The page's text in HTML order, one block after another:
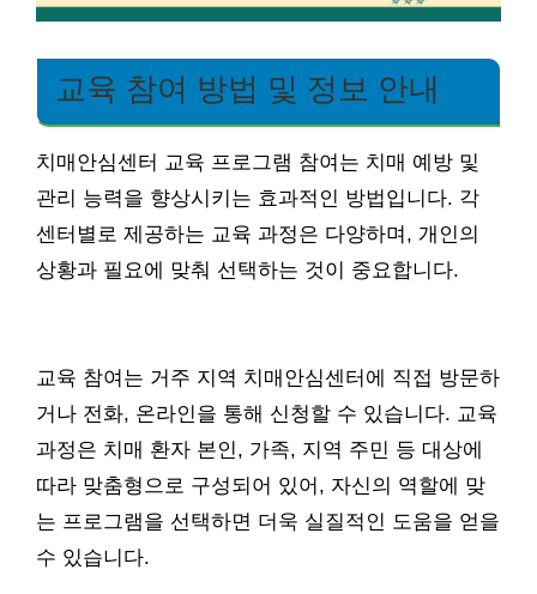
교육 참여 방법 및 정보 안내
치매안심센터 교육 프로그램 참여는 치매 예방 및
관리 능력을 향상시키는 효과적인 방법입니다. 각
센터별로 제공하는 교육 과정은 다양하며, 개인의
상황과 필요에 맞춰 선택하는 것이 중요합니다.
교육 참여는 거주 지역 치매안심센터에 직접 방문하
거나 전화, 온라인을 통해 신청할 수 있습니다. 교육
과정은 치매 환자 본인, 가족, 지역 주민 등 대상에
따라 맞춤형으로 구성되어 있어, 자신의 역할에 맞
는 프로그램을 선택하면 더욱 실질적인 도움을 얻을
수 있습니다.